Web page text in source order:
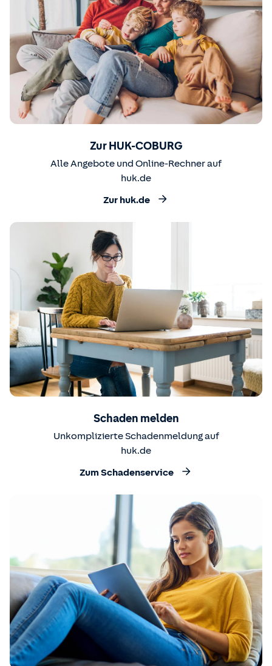
Zur HUK-COBURG
Alle Angebote und Online-Rechner auf
huk.de
Zur huk.de
Schaden melden
Unkomplizierte Schadenmeldung auf
huk.de
Zum Schadenservice